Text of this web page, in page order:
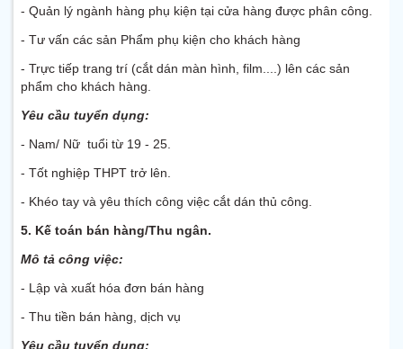
- Quản lý ngành hàng phụ kiện tại cửa hàng được phân công.
- Tư vấn các sản Phẩm phụ kiện cho khách hàng
- Trực tiếp trang trí (cắt dán màn hình, film....) lên các sản
phẩm cho khách hàng.
Yêu cầu tuyển dụng:
- Nam/ Nữ tuổi từ 19 - 25.
- Tốt nghiệp THPT trở lên.
- Khéo tay và yêu thích công việc cắt dán thủ công.
5. Kế toán bán hàng/Thu ngân.
Mô tả công việc:
- Lập và xuất hóa đơn bán hàng
- Thu tiền bán hàng, dịch vụ
Yêu cầu tuyển dụng: